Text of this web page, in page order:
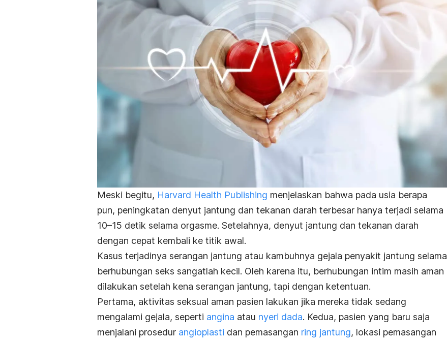
Meski begitu, Harvard Health Publishing menjelaskan bahwa pada usia berapa
pun, peningkatan denyut jantung dan tekanan darah terbesar hanya terjadi selama
10–15 detik selama orgasme. Setelahnya, denyut jantung dan tekanan darah
dengan cepat kembali ke titik awal.
Kasus terjadinya serangan jantung atau kambuhnya gejala penyakit jantung selama
berhubungan seks sangatlah kecil. Oleh karena itu, berhubungan intim masih aman
dilakukan setelah kena serangan jantung, tapi dengan ketentuan.
Pertama, aktivitas seksual aman pasien lakukan jika mereka tidak sedang
mengalami gejala, seperti angina atau nyeri dada. Kedua, pasien yang baru saja
menjalani prosedur angioplasti dan pemasangan ring jantung, lokasi pemasangan